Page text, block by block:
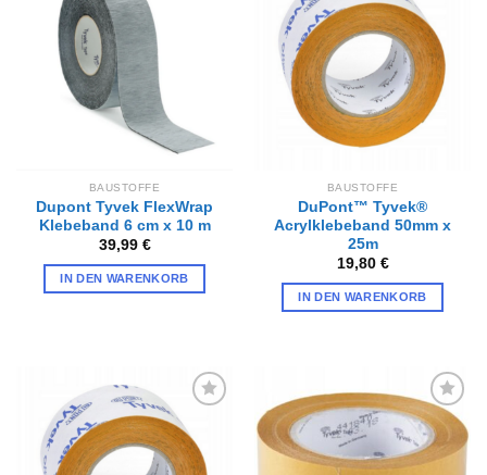
Wunschliste
hinzufügen
BAUSTOFFE
Dupont Tyvek FlexWrap
Klebeband 6 cm x 10 m
39,99 €
IN DEN WARENKORB
Zur
Wunschliste
hinzufügen
BAUSTOFFE
DuPont™ Tyvek®
Acrylklebeband 50mm x
25m
19,80 €
IN DEN WARENKORB
Zur
Wunschliste
hinzufügen
Zur
Wunschliste
hinzufügen